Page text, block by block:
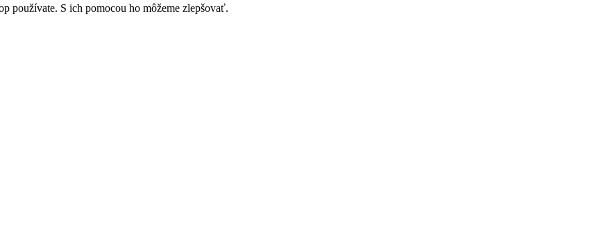
používate. S ich pomocou ho môžeme zlepšovať.